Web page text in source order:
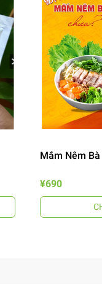
Mắm Nêm
¥690